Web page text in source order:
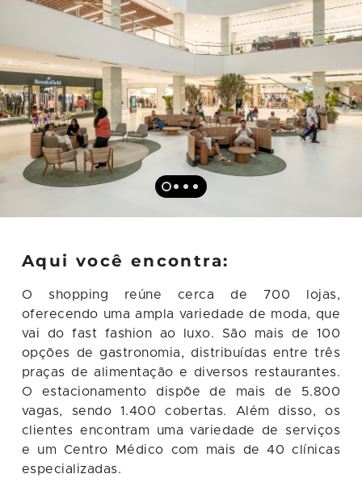
Aqui você encontra:
O shopping reúne cerca de 700 lojas,
oferecendo uma ampla variedade de moda, que
vai do fast fashion ao luxo. São mais de 100
opções de gastronomia, distribuídas entre três
praças de alimentação e diversos restaurantes.
O estacionamento dispõe de mais de 5.800
vagas, sendo 1.400 cobertas. Além disso, os
clientes encontram uma variedade de serviços
e um Centro Médico com mais de 40 clínicas
especializadas.